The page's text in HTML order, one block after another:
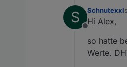
S
Offline
Schnutexxl
Hi Alex,
so hatte
Werte.